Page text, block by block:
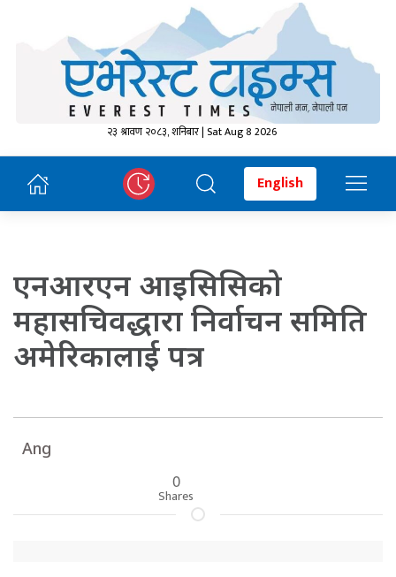
२३ श्रावण २०८३, शनिबार | Sat Aug 8 2026
English
एनआरएन आइसिसिको
महासचिवद्धारा निर्वाचन समिति
अमेरिकालाई पत्र
Ang
0
Shares